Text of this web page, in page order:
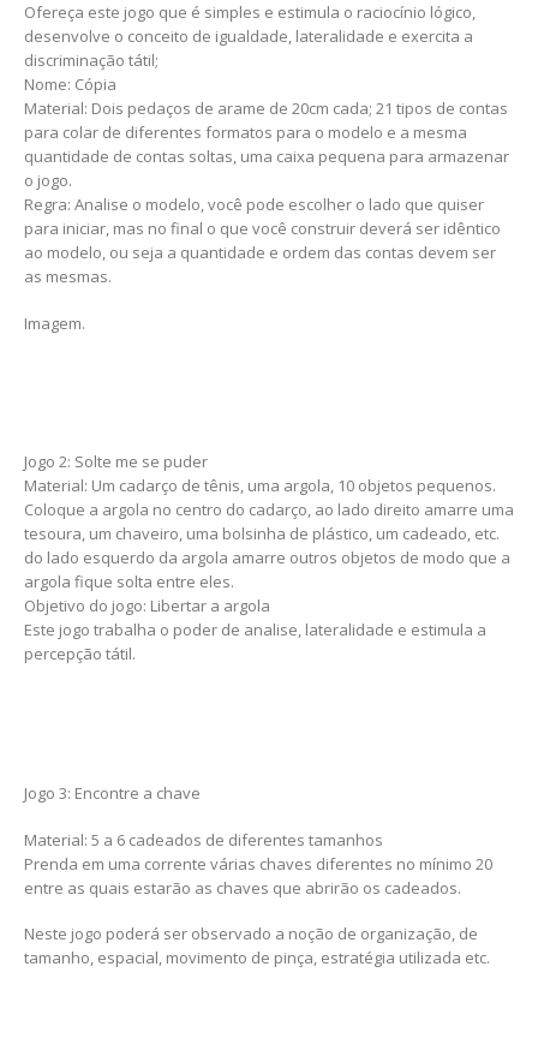
Ofereça este jogo que é simples e estimula o raciocínio lógico,
desenvolve o conceito de igualdade, lateralidade e exercita a
discriminação tátil;
Nome: Cópia
Material: Dois pedaços de arame de 20cm cada; 21 tipos de contas
para colar de diferentes formatos para o modelo e a mesma
quantidade de contas soltas, uma caixa pequena para armazenar
o jogo.
Regra: Analise o modelo, você pode escolher o lado que quiser
para iniciar, mas no final o que você construir deverá ser idêntico
ao modelo, ou seja a quantidade e ordem das contas devem ser
as mesmas.
Imagem.
Jogo 2: Solte me se puder
Material: Um cadarço de tênis, uma argola, 10 objetos pequenos.
Coloque a argola no centro do cadarço, ao lado direito amarre uma
tesoura, um chaveiro, uma bolsinha de plástico, um cadeado, etc.
do lado esquerdo da argola amarre outros objetos de modo que a
argola fique solta entre eles.
Objetivo do jogo: Libertar a argola
Este jogo trabalha o poder de analise, lateralidade e estimula a
percepção tátil.
Jogo 3: Encontre a chave
Material: 5 a 6 cadeados de diferentes tamanhos
Prenda em uma corrente várias chaves diferentes no mínimo 20
entre as quais estarão as chaves que abrirão os cadeados.
Neste jogo poderá ser observado a noção de organização, de
tamanho, espacial, movimento de pinça, estratégia utilizada etc.